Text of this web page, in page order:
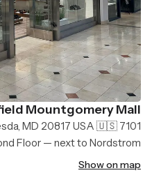
Mountgomery Mall
7101 Democracy Blvd, Bethesda, MD 20817 USA 🇺🇸
Floor — next to Nordstrom
Show on map